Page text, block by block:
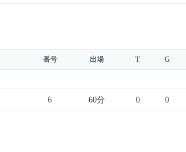
番号 出場 T G
6 60分 0 0